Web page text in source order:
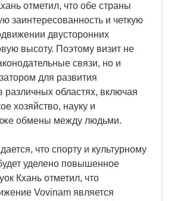
отметил, что обе страны
заинтересованность и четкую
двусторонних
высоту. Поэтому визит не
связи, но и
для развития
различных областях, включая
хозяйство, науку и
обмены между людьми.
что спорту и культурному
уделено повышенное
Кхань отметил, что
Vovinam является